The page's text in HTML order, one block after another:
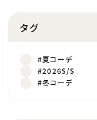
タグ
#夏コーデ
#2026S/S
#冬コーデ